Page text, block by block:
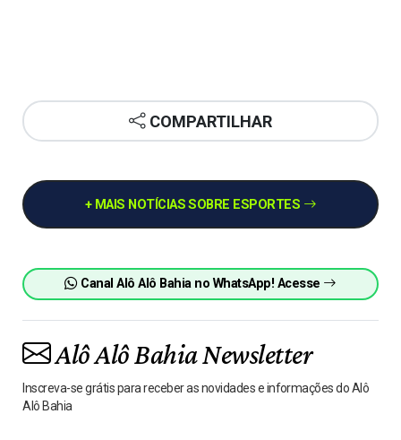
COMPARTILHAR
+ MAIS NOTÍCIAS SOBRE ESPORTES
Canal Alô Alô Bahia no WhatsApp! Acesse
Alô Alô Bahia Newsletter
Inscreva-se grátis para receber as novidades e informações do Alô
Alô Bahia